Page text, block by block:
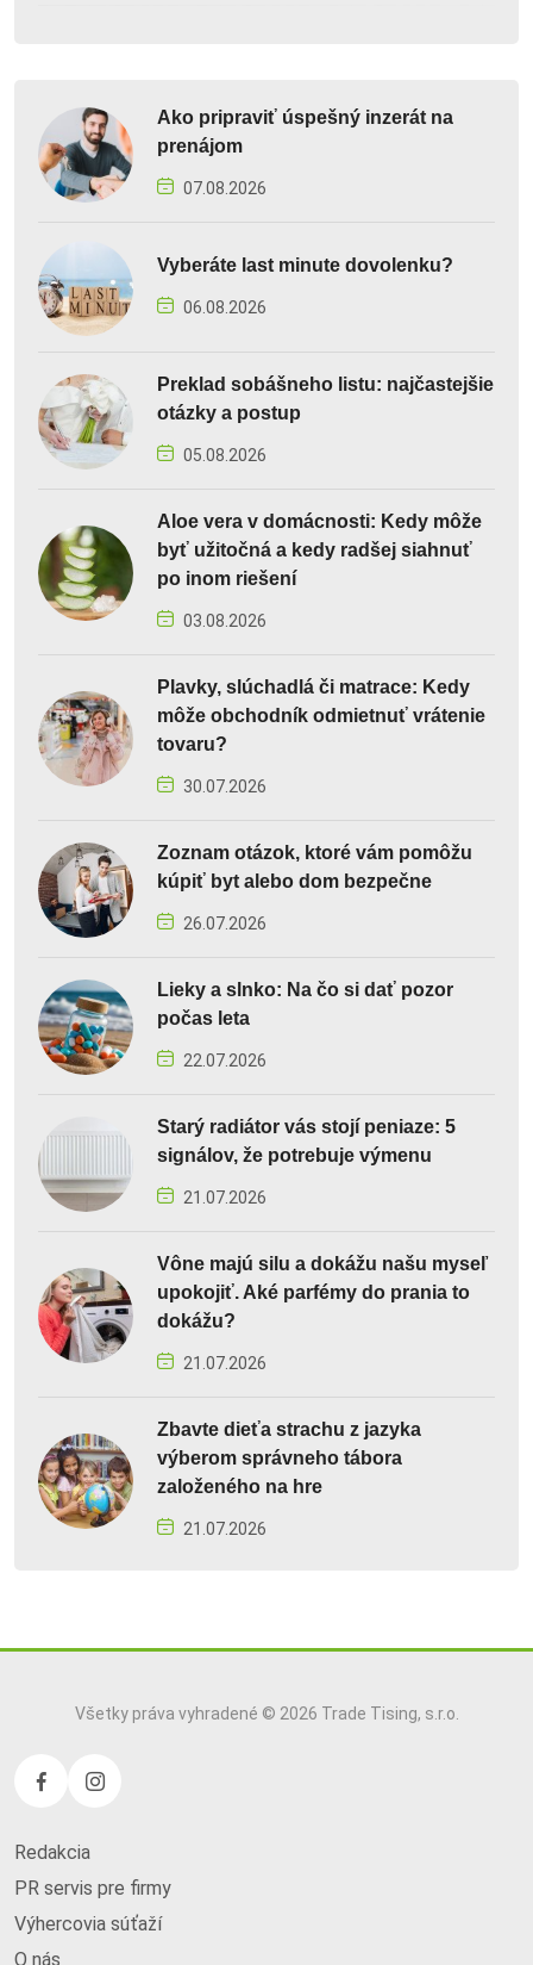
Ako pripraviť úspešný inzerát na
prenájom
07.08.2026
Vyberáte last minute dovolenku?
06.08.2026
Preklad sobášneho listu: najčastejšie
otázky a postup
05.08.2026
Aloe vera v domácnosti: Kedy môže
byť užitočná a kedy radšej siahnuť
po inom riešení
03.08.2026
Plavky, slúchadlá či matrace: Kedy
môže obchodník odmietnuť vrátenie
tovaru?
30.07.2026
Zoznam otázok, ktoré vám pomôžu
kúpiť byt alebo dom bezpečne
26.07.2026
Lieky a slnko: Na čo si dať pozor
počas leta
22.07.2026
Starý radiátor vás stojí peniaze: 5
signálov, že potrebuje výmenu
21.07.2026
Vône majú silu a dokážu našu myseľ
upokojiť. Aké parfémy do prania to
dokážu?
21.07.2026
Zbavte dieťa strachu z jazyka
výberom správneho tábora
založeného na hre
21.07.2026
Všetky práva vyhradené © 2026 Trade Tising, s.r.o.
Redakcia
PR servis pre firmy
Výhercovia súťaží
O nás